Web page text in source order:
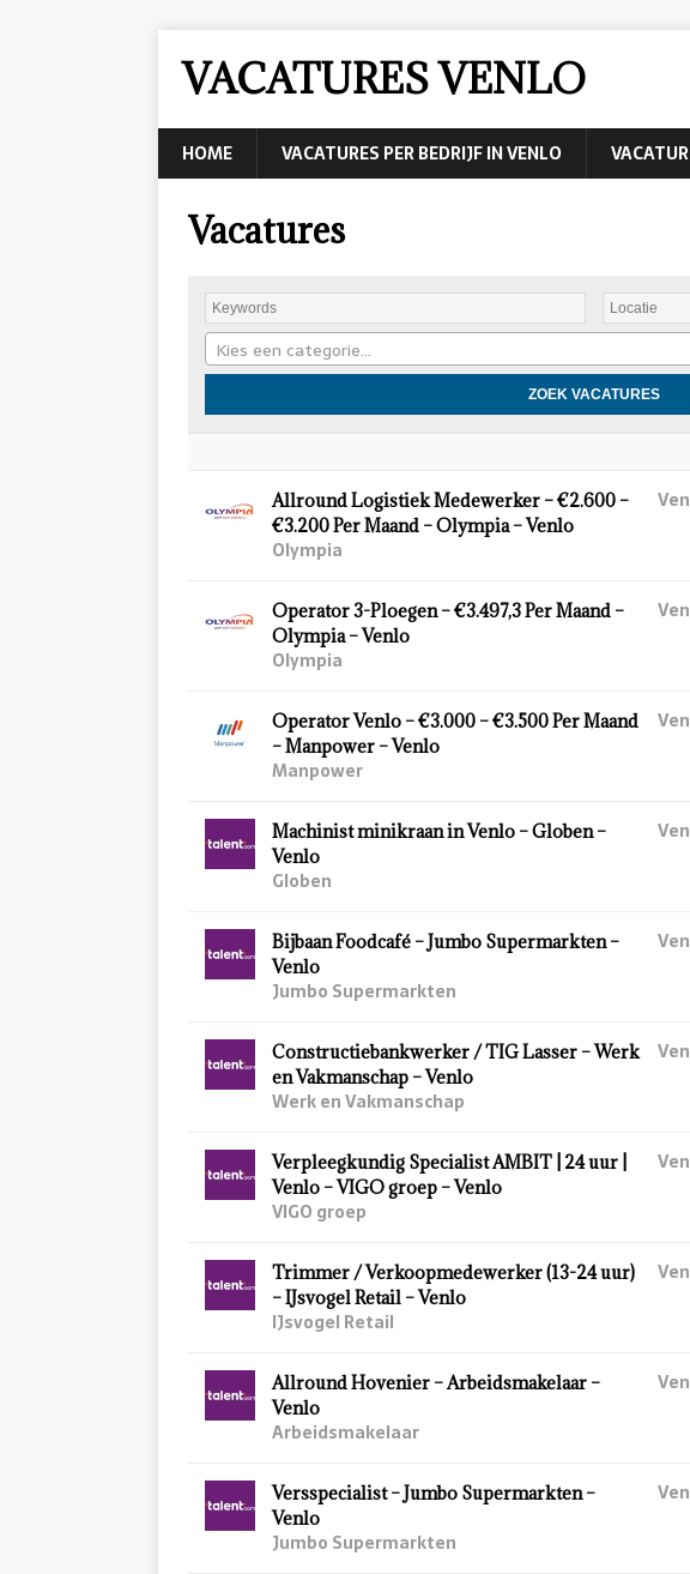
VACATURES VENLO
HOME VACATURES PER BEDRIJF IN VENLO
Vacatures
Kies een categorie…
Allround Logistiek Medewerker – €2.600 –
€3.200 Per Maand – Olympia – Venlo
Olympia
Operator 3-Ploegen – €3.497,3 Per Maand –
Olympia – Venlo
Olympia
Operator Venlo – €3.000 – €3.500 Per Maand
– Manpower – Venlo
Manpower
Machinist minikraan in Venlo – Globen –
Venlo
Globen
Bijbaan Foodcafé – Jumbo Supermarkten –
Venlo
Jumbo Supermarkten
Constructiebankwerker / TIG Lasser – Werk
en Vakmanschap – Venlo
Werk en Vakmanschap
Verpleegkundig Specialist AMBIT | 24 uur |
Venlo – VIGO groep – Venlo
VIGO groep
Trimmer / Verkoopmedewerker (13-24 uur)
– IJsvogel Retail – Venlo
IJsvogel Retail
Allround Hovenier – Arbeidsmakelaar –
Venlo
Arbeidsmakelaar
Versspecialist – Jumbo Supermarkten –
Venlo
Jumbo Supermarkten